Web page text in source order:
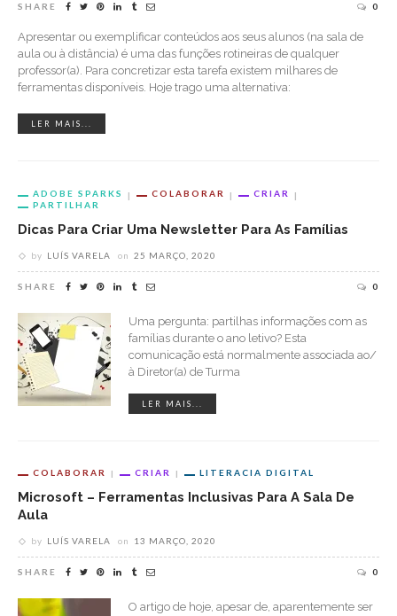
SHARE 0
Apresentar ou exemplificar conteúdos aos seus alunos (na sala de
aula ou à distância) é uma das funções rotineiras de qualquer
professor(a). Para concretizar esta tarefa existem milhares de
ferramentas disponíveis. Hoje trago uma alternativa:
LER MAIS...
ADOBE SPARKS COLABORAR
CRIAR
PARTILHAR
Dicas Para Criar Uma Newsletter Para As Famílias
by LUÍS VARELA on 25 MARÇO, 2020
SHARE 0
Uma pergunta: partilhas informações com as
famílias durante o ano letivo? Esta
comunicação está normalmente associada ao/
à Diretor(a) de Turma
LER MAIS...
COLABORAR CRIAR LITERACIA DIGITAL
Microsoft – Ferramentas Inclusivas Para A Sala De
Aula
by LUÍS VARELA on 13 MARÇO, 2020
SHARE 0
O artigo de hoje, apesar de, aparentemente ser